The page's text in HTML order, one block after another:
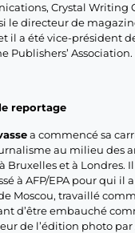
Crystal Writing
le directeur de
il a été vice-président
Publishers’ Association.
reportage
a commencé sa
au milieu des
Bruxelles et à Londres.
à AFP/EPA pour qui il
Moscou, travaillé
d’être embauché
de l’édition photo par